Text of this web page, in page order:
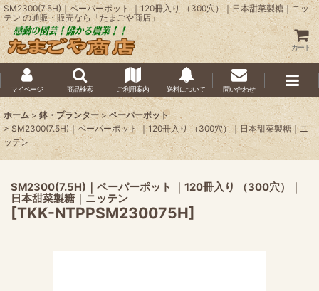
SM2300(7.5H)｜ペーパーポット ｜120冊入り （300穴）｜日本甜菜製糖｜ニッ
テン の通販・販売なら「たまごや商店」
カート
マイページ 商品検索 ご利用案内 送料について 問い合わせ
ホーム > 鉢・プランター > ペーパーポット
> SM2300(7.5H)｜ペーパーポット ｜120冊入り （300穴）｜日本甜菜製糖｜ニ
ッテン
SM2300(7.5H)｜ペーパーポット ｜120冊入り （300穴）｜
日本甜菜製糖｜ニッテン
[TKK-NTPPSM230075H]